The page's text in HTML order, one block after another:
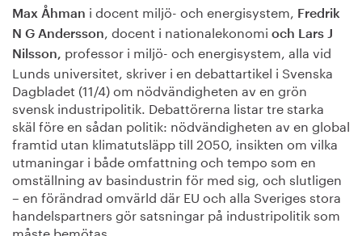
Max Åhman i docent miljö- och energi­system, Fredrik
N G Andersson, docent i national­ekonomi och
Lars J
Nilsson, professor i miljö- och energi­system, alla vid
Lunds universitet, skriver i en debattartikel i Svenska
Dagbladet (11/4) om nödvändigheten av en grön
svensk industripolitik. Debattörerna listar tre starka
skäl före en sådan politik: nödvändigheten av en global
framtid utan klimatutsläpp till 2050, insikten om vilka
utmaningar i både omfattning och tempo som en
omställning av basindustrin för med sig, och slutligen
– en förändrad omvärld där EU och alla Sveriges stora
handelspartners gör satsningar på industripolitik som
måste bemötas.